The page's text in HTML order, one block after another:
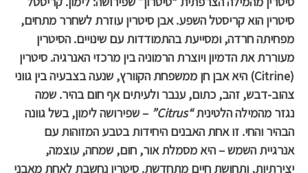
סיטרין הוא קריסטל השפע. אבן סיטרין עוזרת לשחרר מתחים,
מפחיתה חרדה, ומסייעת בהתמודדות עם שינויים. הסיטרין
מעוררת את הדמיון ויוצרת הרמוניה בין מרכזי האנרגיה. סיטרין
(Citrine) היא אבן חן ממשפחת הקוורץ, שנעה בצבעיה בין גווני
צהוב-דבש, זהב, כתום, ענבר ולעיתים אף חום בהיר. שמה
נגזר מהמילה הלטינית“Citrus”
– שפירושה לימון, בשל גוונה
הבהיר והחי. זו אחת האבנים היחידות בטבע המזוהות עם
אנרגיית השמש – היא מסמלת אור, חום, שמחה, עוצמה,
יצירתיות, ותחושת חיים מתחדשת. סיטרין נחשבת לאחת מאבני